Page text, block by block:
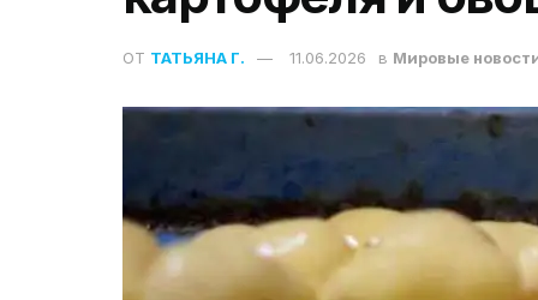
ОТ ТАТЬЯНА Г. 11.06.2026 в Мировые